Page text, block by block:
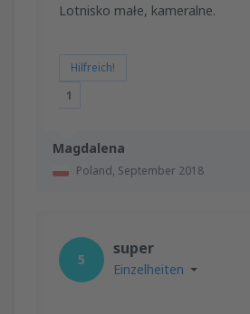
Magdalena
Poland, September 2018
Lotnisko małe, kameralne.
Hilfreich!
1
5
super
Einzelheiten